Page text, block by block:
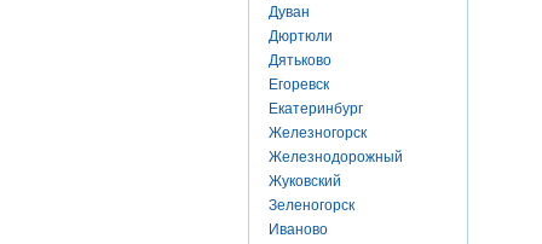
Дуван
Дюртюли
Дятьково
Егоревск
Екатеринбург
Железногорск
Железнодорожный
Жуковский
Зеленогорск
Иваново